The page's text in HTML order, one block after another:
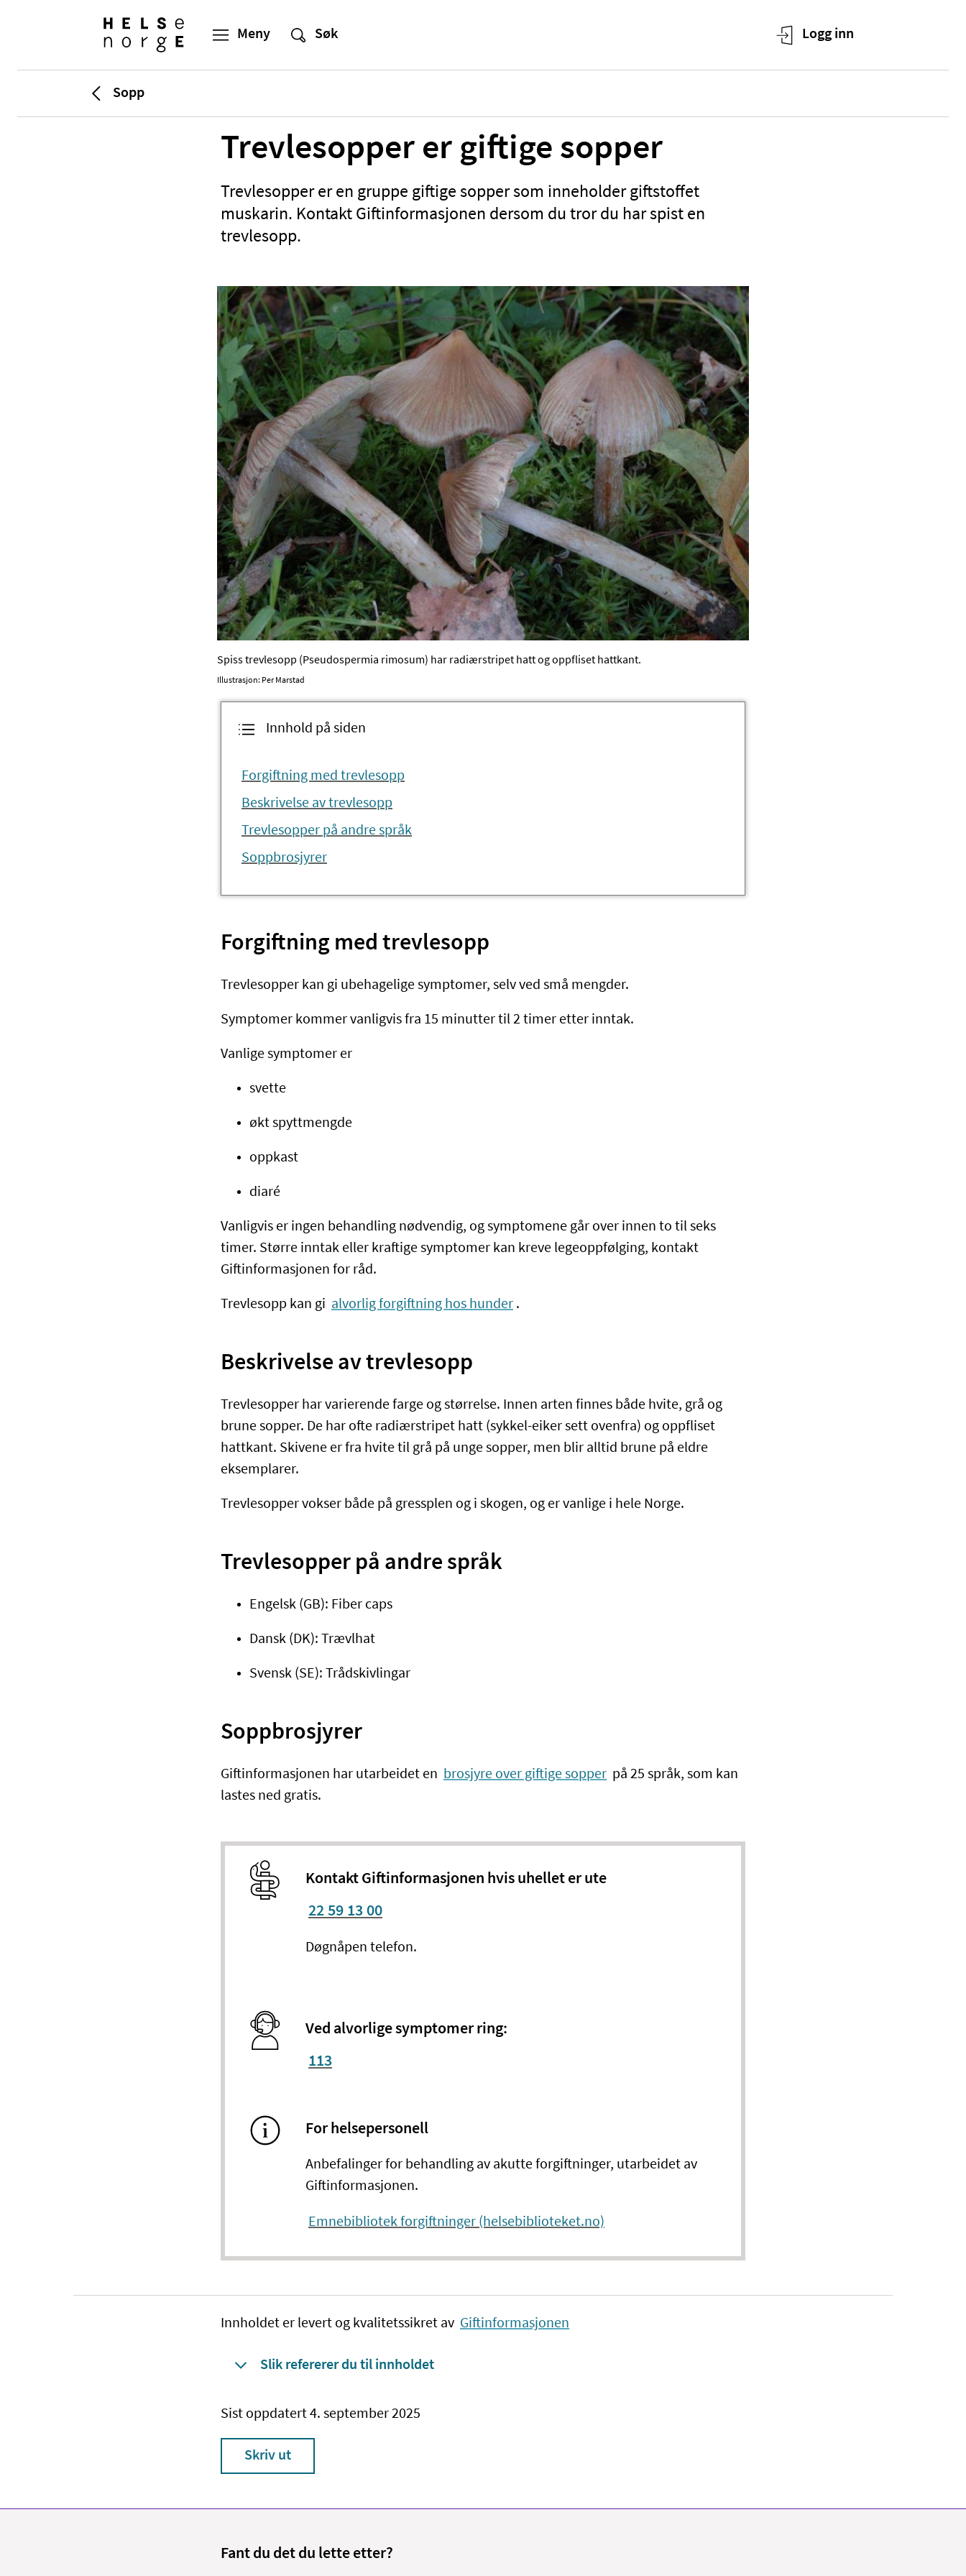
Sopp
Trevlesopper er giftige sopper
Trevlesopper er en gruppe giftige sopper som inneholder giftstoffet
muskarin. Kontakt Giftinformasjonen dersom du tror du har spist en
trevlesopp.
​Spiss trevlesopp (Pseudospermia rimosum) har radiærstripet hatt og oppfliset hattkant.
Illustrasjon: Per Marstad
Innhold på siden
Forgiftning med trevlesopp
Beskrivelse av trevlesopp​​
​Trevlesopper på andre språk
Soppbrosjyrer
Forgiftning med trevlesopp
Trevlesopper kan gi ubehagelige symptomer, selv ved små mengder.
Symptomer kommer vanligvis fra 15 minutter til 2 timer etter inntak.
Vanlige symptomer er
svette
økt spyttmengde
oppkast
diaré
Vanligvis er ingen behandling nødvendig, og symptomene går over innen to til seks
timer. Større inntak eller kraftige symptomer kan kreve legeoppfølging, kontakt
Giftinformasjonen for råd.
Trevlesopp kan gi alvorlig forgiftning hos hunder .
Beskrivelse av trevlesopp​​
Trevlesopper har varierende farge og størrelse. Innen arten finnes både hvite, grå og
brune sopper. De har ofte radiærstripet hatt (sykkel-eiker sett ovenfra) og oppfliset
hattkant. Skivene er fra hvite til grå på unge sopper, men blir alltid brune på eldre
eksemplarer.
Trevlesopper vokser både på gressplen og i skogen, og er vanlige i hele Norge.
​Trevlesopper på andre språk
Engelsk (GB): Fiber caps
Dansk (DK): Trævlhat
Svensk (SE): Trådskivlingar​
Soppbrosjyrer
​Giftinformasjonen har utarbeidet en brosjyre over giftige sopper på 25 språk, som kan
lastes ned gratis.
Kontakt Giftinformasjonen hvis uhellet er ute
22 59 13 00
Døgnåpen telefon.
Ved alvorlige symptomer ring:
113
For helsepersonell
Anbefalinger for behandling av akutte forgiftninger, utarbeidet av
Giftinformasjonen.
Emnebibliotek forgiftninger (helsebiblioteket.no)
Innholdet er levert og kvalitetssikret av Giftinformasjonen
Slik refererer du til innholdet
Sist oppdatert 4. september 2025
Skriv ut
Fant du det du lette etter?